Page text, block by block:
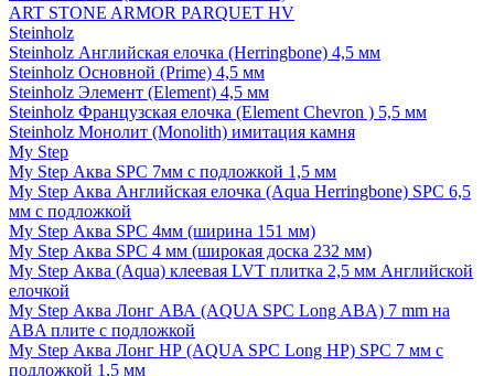
ART STONE ARMOR PARQUET HV
Steinholz
Steinholz Английская елочка (Herringbone) 4,5 мм
Steinholz Основной (Prime) 4,5 мм
Steinholz Элемент (Element) 4,5 мм
Steinholz Французская елочка (Element Chevron ) 5,5 мм
Steinholz Монолит (Monolith) имитация камня
My Step
My Step Аква SPC 7мм c подложкой 1,5 мм
My Step Аква Английская елочка (Aqua Herringbone) SPC 6,5
мм с подложкой
My Step Аква SPC 4мм (ширина 151 мм)
My Step Аква SPC 4 мм (широкая доска 232 мм)
My Step Аква (Aqua) клеевая LVT плитка 2,5 мм Английской
елочкой
My Step Аква Лонг АВА (AQUA SPC Long ABA) 7 mm на
ABA плите с подложкой
My Step Аква Лонг НР (AQUA SPC Long HP) SPC 7 мм с
подложкой 1,5 мм